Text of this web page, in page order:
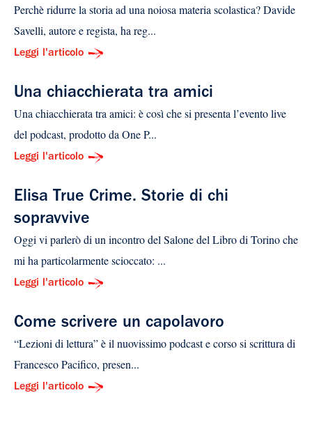
Perchè ridurre la storia ad una noiosa materia scolastica? Davide
Savelli, autore e regista, ha reg...
Leggi l'articolo
Una chiacchierata tra amici
Una chiacchierata tra amici: è così che si presenta l’evento live
del podcast, prodotto da One P...
Leggi l'articolo
Elisa True Crime. Storie di chi
sopravvive
Oggi vi parlerò di un incontro del Salone del Libro di Torino che
mi ha particolarmente scioccato: ...
Leggi l'articolo
Come scrivere un capolavoro
“Lezioni di lettura” è il nuovissimo podcast e corso si scrittura di
Francesco Pacifico, presen...
Leggi l'articolo